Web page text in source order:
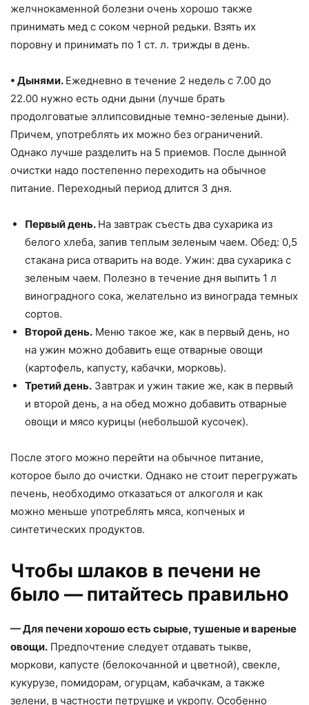
желчнокаменной болезни очень хорошо также
принимать мед с соком черной редьки. Взять их
поровну и принимать по 1 ст. л. трижды в день.
• Дынями. Ежедневно в течение 2 недель с 7.00 до
22.00 нужно есть одни дыни (лучше брать
продолговатые эллипсовидные темно-зеленые дыни).
Причем, употреблять их можно без ограничений.
Однако лучше разделить на 5 приемов. После дынной
очистки надо постепенно переходить на обычное
питание. Переходный период длится 3 дня.
Первый день. На завтрак съесть два сухарика из
белого хлеба, запив теплым зеленым чаем. Обед: 0,5
стакана риса отварить на воде. Ужин: два сухарика с
зеленым чаем. Полезно в течение дня выпить 1 л
виноградного сока, желательно из винограда темных
сортов.
Второй день. Меню такое же, как в первый день, но
на ужин можно добавить еще отварные овощи
(картофель, капусту, кабачки, морковь).
Третий день. Завтрак и ужин такие же, как в первый
и второй день, а на обед можно добавить отварные
овощи и мясо курицы (небольшой кусочек).
После этого можно перейти на обычное питание,
которое было до очистки. Однако не стоит перегружать
печень, необходимо отказаться от алкоголя и как
можно меньше употреблять мяса, копченых и
синтетических продуктов.
Чтобы шлаков в печени не
было — питайтесь правильно
— Для печени хорошо есть сырые, тушеные и вареные
овощи. Предпочтение следует отдавать тыкве,
моркови, капусте (белокочанной и цветной), свекле,
кукурузе, помидорам, огурцам, кабачкам, а также
зелени, в частности петрушке и укропу. Особенно